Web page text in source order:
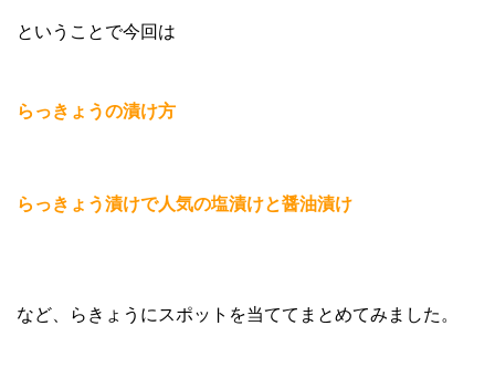
ということで今回は
らっきょうの漬け方
らっきょう漬けで人気の塩漬けと醤油漬け
など、らきょうにスポットを当ててまとめてみました。